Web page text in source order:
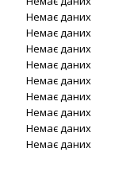
Немає даних
Немає даних
Немає даних
Немає даних
Немає даних
Немає даних
Немає даних
Немає даних
Немає даних